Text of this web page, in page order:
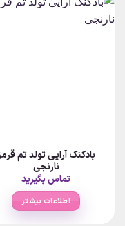
بادکنک آرایی تولد تم
نارنجی
تماس بگیرید
اطلاعات بیشتر